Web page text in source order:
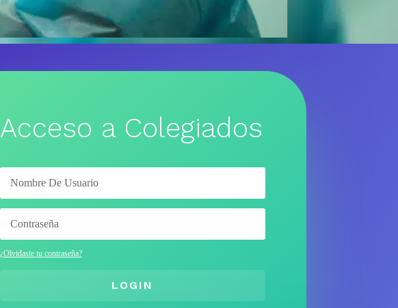
Acceso a Colegiados
¿Olvidaste tu contraseña?
LOGIN